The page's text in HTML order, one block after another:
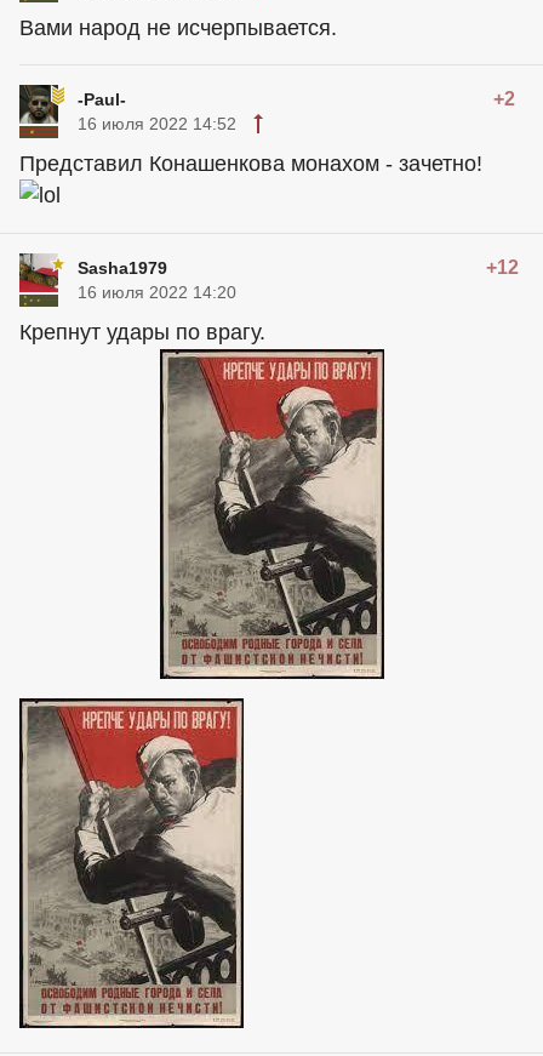
Вами народ не исчерпывается.
-Paul- +2
16 июля 2022 14:52
Представил Конашенкова монахом - зачетно!
Sasha1979 +12
16 июля 2022 14:20
Крепнут удары по врагу.